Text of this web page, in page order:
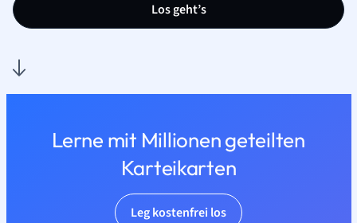
Los geht’s
Lerne mit Millionen geteilten
Karteikarten
Leg kostenfrei los